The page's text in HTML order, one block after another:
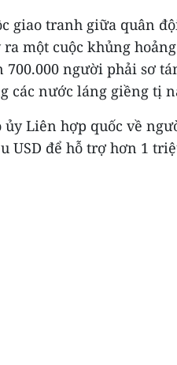
giao tranh giữa quân
ra một cuộc khủng
700.000 người phải sơ
các nước láng giềng tị
ủy Liên hợp quốc về
USD để hỗ trợ hơn 1